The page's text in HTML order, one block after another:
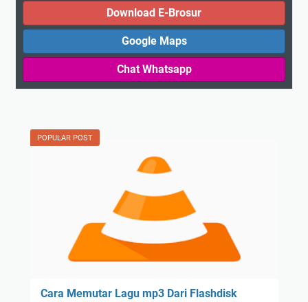
Download E-Brosur
Google Maps
Chat Whatsapp
POPULAR POST
Cara Memutar Lagu mp3 Dari Flashdisk